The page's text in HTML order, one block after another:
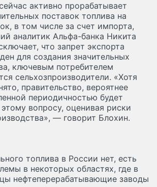
активно прорабатывает
поставок топлива на
в том числе за счет импорта,
аналитик Альфа-банка Никита
что запрет экспорта
для создания значительных
ключевым потребителем
сельхозпроизводители. «Хотя
правительство, вероятнее
периодичностью будет
вопросу, оценивая риски
— говорит Блохин.
топлива в России нет, есть
в некоторых областях, где в
нефтеперерабатывающие заводы